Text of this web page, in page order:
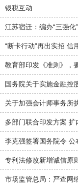
银税互动
江苏宿迁：编办“三强
“断卡行动”再出实招 信
教育部印发《准则》，
国务院关于实施金融控
关于加强会计师事务所
多部门联合印发方案
李克强签署国务院令 公
专利法修改新增诚信原
市场监管总局：严查网